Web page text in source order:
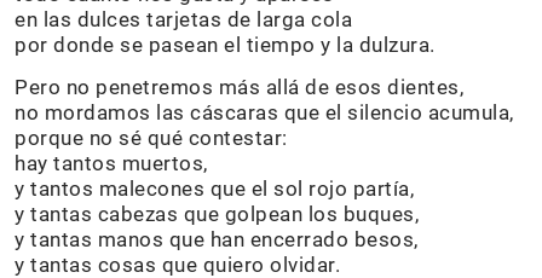
en las dulces tarjetas de larga cola
por donde se pasean el tiempo y la dulzura.
Pero no penetremos más allá de esos dientes,
no mordamos las cáscaras que el silencio acumula,
porque no sé qué contestar:
hay tantos muertos,
y tantos malecones que el sol rojo partía,
y tantas cabezas que golpean los buques,
y tantas manos que han encerrado besos,
y tantas cosas que quiero olvidar.